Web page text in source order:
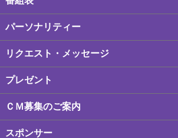
パーソナリティー
リクエスト・メッセージ
プレゼント
ＣＭ募集のご案内
スポンサー